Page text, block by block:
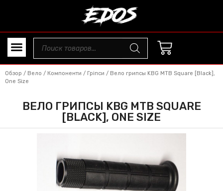
Обзор / Вело / Компоненти / Гріпси / Вело грипсы KBG MTB Square [Black],
One Size
ВЕЛО ГРИПСЫ KBG MTB SQUARE
[BLACK], ONE SIZE